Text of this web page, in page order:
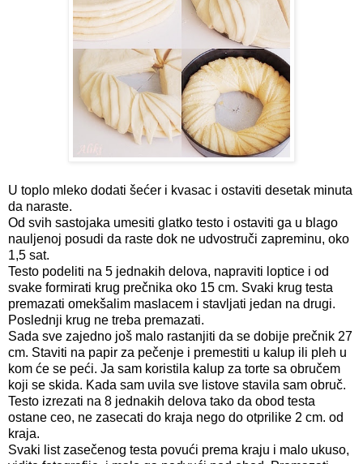
U toplo mleko dodati šećer i kvasac i ostaviti desetak minuta
da naraste.
Od svih sastojaka umesiti glatko testo i ostaviti ga u blago
nauljenoj posudi da raste dok ne udvostruči zapreminu, oko
1,5 sat.
Testo podeliti na 5 jednakih delova, napraviti loptice i od
svake formirati krug prečnika oko 15 cm. Svaki krug testa
premazati omekšalim maslacem i stavljati jedan na drugi.
Poslednji krug ne treba premazati.
Sada sve zajedno još malo rastanjiti da se dobije prečnik 27
cm. Staviti na papir za pečenje i premestiti u kalup ili pleh u
kom će se peći. Ja sam koristila kalup za torte sa obručem
koji se skida. Kada sam uvila sve listove stavila sam obruč.
Testo izrezati na 8 jednakih delova tako da obod testa
ostane ceo, ne zasecati do kraja nego do otprilike 2 cm. od
kraja.
Svaki list zasečenog testa povući prema kraju i malo ukuso,